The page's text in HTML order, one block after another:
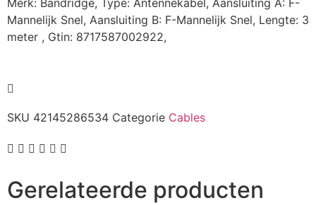
Merk: Bandridge, Type: Antennekabel, Aansluiting A: F-
Mannelijk Snel, Aansluiting B: F-Mannelijk Snel, Lengte: 3
meter , Gtin: 8717587002922,
SKU 42145286534 Categorie Cables
Gerelateerde producten